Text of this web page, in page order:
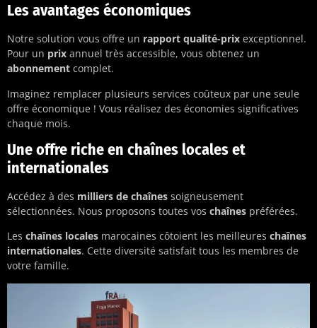
Les avantages économiques
Notre solution vous offre un rapport qualité-prix exceptionnel.
Pour un prix annuel très accessible, vous obtenez un
abonnement complet.
Imaginez remplacer plusieurs services coûteux par une seule
offre économique ! Vous réalisez des économies significatives
chaque mois.
Une offre riche en chaînes locales et
internationales
Accédez à des milliers de chaînes soigneusement
sélectionnées. Nous proposons toutes vos chaînes préférées.
Les chaînes locales marocaines côtoient les meilleures chaînes
internationales. Cette diversité satisfait tous les membres de
votre famille.